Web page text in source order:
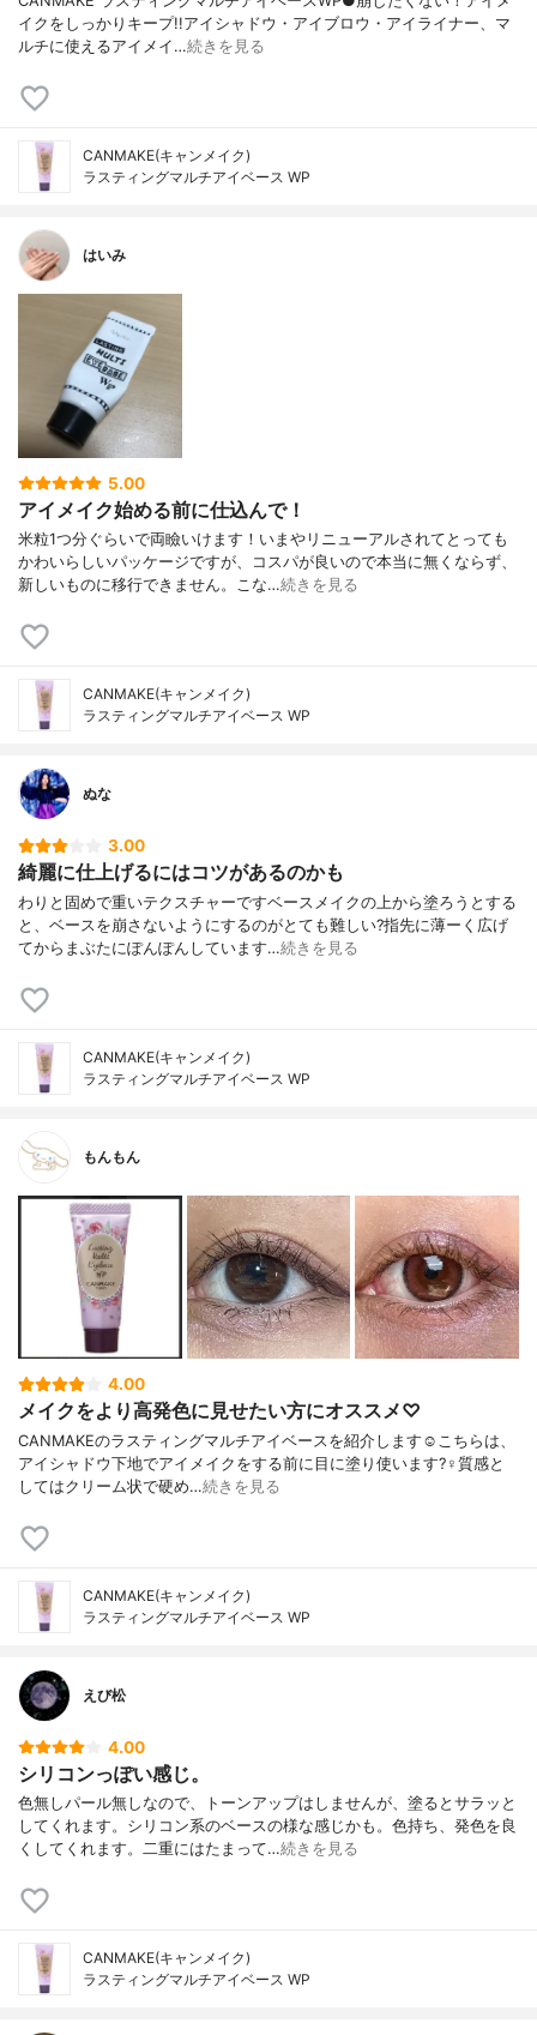
イクをしっかりキープ!!アイシャドウ・アイブロウ・アイライナー、マ
ルチに使えるアイメイ…続きを見る
CANMAKE(キャンメイク)
ラスティングマルチアイベース WP
はいみ
5.00
アイメイク始める前に仕込んで！
米粒1つ分ぐらいで両瞼いけます！いまやリニューアルされてとっても
かわいらしいパッケージですが、コスパが良いので本当に無くならず、
新しいものに移行できません。こな…続きを見る
CANMAKE(キャンメイク)
ラスティングマルチアイベース WP
ぬな
3.00
綺麗に仕上げるにはコツがあるのかも
わりと固めで重いテクスチャーですベースメイクの上から塗ろうとする
と、ベースを崩さないようにするのがとても難しい?指先に薄ーく広げ
てからまぶたにぽんぽんしています…続きを見る
CANMAKE(キャンメイク)
ラスティングマルチアイベース WP
もんもん
4.00
メイクをより高発色に見せたい方にオススメ♡
CANMAKEのラスティングマルチアイベースを紹介します☺️こちらは、
アイシャドウ下地でアイメイクをする前に目に塗り使います?‍♀️質感と
してはクリーム状で硬め…続きを見る
CANMAKE(キャンメイク)
ラスティングマルチアイベース WP
えび松
4.00
シリコンっぽい感じ。
色無しパール無しなので、トーンアップはしませんが、塗るとサラッと
してくれます。シリコン系のベースの様な感じかも。色持ち、発色を良
くしてくれます。二重にはたまって…続きを見る
CANMAKE(キャンメイク)
ラスティングマルチアイベース WP